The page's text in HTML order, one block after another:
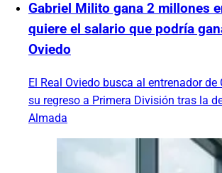
Gabriel Milito gana 2 millones
quiere el salario que podría
Oviedo
El Real Oviedo busca al entrenador
su regreso a Primera División tras la
Almada